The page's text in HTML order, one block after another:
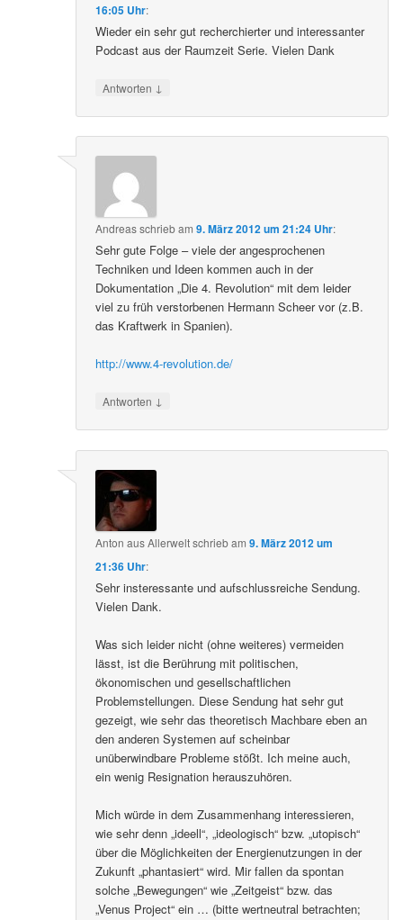
16:05 Uhr:
Wieder ein sehr gut recherchierter und interessanter
Podcast aus der Raumzeit Serie. Vielen Dank
Antworten ↓
Andreasschriebam9. März 2012 um 21:24 Uhr:
Sehr gute Folge – viele der angesprochenen
Techniken und Ideen kommen auch in der
Dokumentation „Die 4. Revolution“ mit dem leider
viel zu früh verstorbenen Hermann Scheer vor (z.B.
das Kraftwerk in Spanien).
http://www.4-revolution.de/
Antworten ↓
Anton aus Allerweltschriebam9. März 2012 um
21:36 Uhr:
Sehr insteressante und aufschlussreiche Sendung.
Vielen Dank.
Was sich leider nicht (ohne weiteres) vermeiden
lässt, ist die Berührung mit politischen,
ökonomischen und gesellschaftlichen
Problemstellungen. Diese Sendung hat sehr gut
gezeigt, wie sehr das theoretisch Machbare eben an
den anderen Systemen auf scheinbar
unüberwindbare Probleme stößt. Ich meine auch,
ein wenig Resignation herauszuhören.
Mich würde in dem Zusammenhang interessieren,
wie sehr denn „ideell“, „ideologisch“ bzw. „utopisch“
über die Möglichkeiten der Energienutzungen in der
Zukunft „phantasiert“ wird. Mir fallen da spontan
solche „Bewegungen“ wie „Zeitgeist“ bzw. das
„Venus Project“ ein … (bitte wertneutral betrachten;